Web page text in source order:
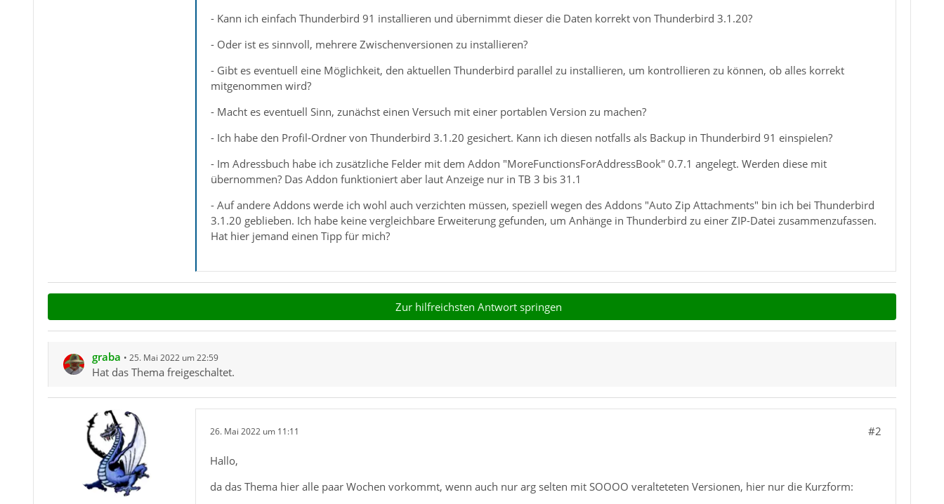
- Kann ich einfach Thunderbird 91 installieren und übernimmt dieser die Daten korrekt von Thunderbird 3.1.20?
- Oder ist es sinnvoll, mehrere Zwischenversionen zu installieren?
- Gibt es eventuell eine Möglichkeit, den aktuellen Thunderbird parallel zu installieren, um kontrollieren zu können, ob alles korrekt
mitgenommen wird?
- Macht es eventuell Sinn, zunächst einen Versuch mit einer portablen Version zu machen?
- Ich habe den Profil-Ordner von Thunderbird 3.1.20 gesichert. Kann ich diesen notfalls als Backup in Thunderbird 91 einspielen?
- Im Adressbuch habe ich zusätzliche Felder mit dem Addon "MoreFunctionsForAddressBook" 0.7.1 angelegt. Werden diese mit
übernommen? Das Addon funktioniert aber laut Anzeige nur in TB 3 bis 31.1
- Auf andere Addons werde ich wohl auch verzichten müssen, speziell wegen des Addons "Auto Zip Attachments" bin ich bei Thunderbird
3.1.20 geblieben. Ich habe keine vergleichbare Erweiterung gefunden, um Anhänge in Thunderbird zu einer ZIP-Datei zusammenzufassen.
Hat hier jemand einen Tipp für mich?
Zur hilfreichsten Antwort springen
graba 25. Mai 2022 um 22:59
Hat das Thema freigeschaltet.
26. Mai 2022 um 11:11 #2
Hallo,
da das Thema hier alle paar Wochen vorkommt, wenn auch nur arg selten mit SOOOO veralteteten Versionen, hier nur die Kurzform: